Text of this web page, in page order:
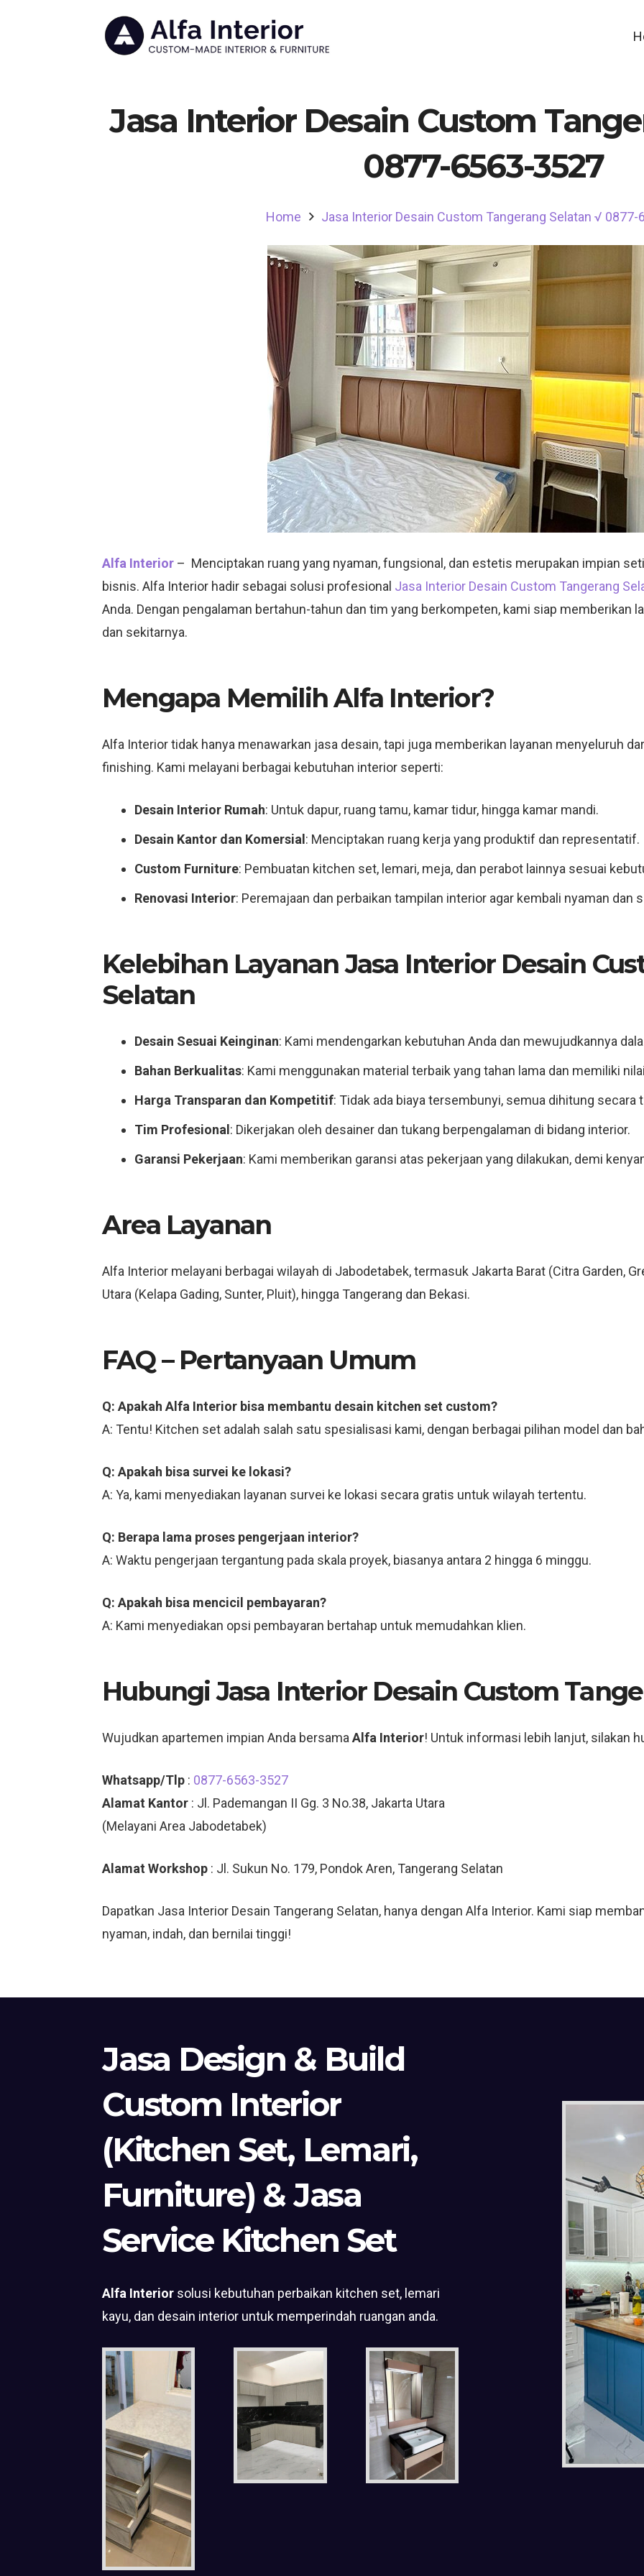
Jasa Interior Desain Custom
0877-6563-3527
Home Jasa Interior Desain Custom Tangerang Selatan √ 0877-
Alfa Interior – Menciptakan ruang yang nyaman, fungsional, dan estetis merupakan impian
bisnis. Alfa Interior hadir sebagai solusi profesional Jasa Interior Desain Custom Tangerang
Anda. Dengan pengalaman bertahun-tahun dan tim yang berkompeten, kami siap memberikan
dan sekitarnya.
Mengapa Memilih Alfa Interior?
Alfa Interior tidak hanya menawarkan jasa desain, tapi juga memberikan layanan menyeluruh
finishing. Kami melayani berbagai kebutuhan interior seperti:
Desain Interior Rumah: Untuk dapur, ruang tamu, kamar tidur, hingga kamar mandi.
Desain Kantor dan Komersial : Menciptakan ruang kerja yang produktif dan representatif.
Custom Furniture: Pembuatan kitchen set, lemari, meja, dan perabot lainnya sesuai
Renovasi Interior: Peremajaan dan perbaikan tampilan interior agar kembali nyaman dan
Kelebihan Layanan Jasa Interior Desain
Selatan
Desain Sesuai Keinginan: Kami mendengarkan kebutuhan Anda dan mewujudkannya
Bahan Berkualitas: Kami menggunakan material terbaik yang tahan lama dan memiliki
Harga Transparan dan Kompetitif: Tidak ada biaya tersembunyi, semua dihitung secara
Tim Profesional : Dikerjakan oleh desainer dan tukang berpengalaman di bidang interior.
Garansi Pekerjaan: Kami memberikan garansi atas pekerjaan yang dilakukan, demi
Area Layanan
Alfa Interior melayani berbagai wilayah di Jabodetabek, termasuk Jakarta Barat (Citra Garden,
Utara (Kelapa Gading, Sunter, Pluit), hingga Tangerang dan Bekasi.
FAQ – Pertanyaan Umum
Q: Apakah Alfa Interior bisa membantu desain kitchen set custom?
A: Tentu! Kitchen set adalah salah satu spesialisasi kami, dengan berbagai pilihan model dan
Q: Apakah bisa survei ke lokasi?
A: Ya, kami menyediakan layanan survei ke lokasi secara gratis untuk wilayah tertentu.
Q: Berapa lama proses pengerjaan interior?
A: Waktu pengerjaan tergantung pada skala proyek, biasanya antara 2 hingga 6 minggu.
Q: Apakah bisa mencicil pembayaran?
A: Kami menyediakan opsi pembayaran bertahap untuk memudahkan klien.
Hubungi Jasa Interior Desain Custom
Wujudkan apartemen impian Anda bersama Alfa Interior! Untuk informasi lebih lanjut, silakan
Whatsapp/Tlp : 0877-6563-3527
Alamat Kantor : Jl. Pademangan II Gg. 3 No.38, Jakarta Utara
(Melayani Area Jabodetabek)
Alamat Workshop : Jl. Sukun No. 179, Pondok Aren, Tangerang Selatan
Dapatkan Jasa Interior Desain Tangerang Selatan, hanya dengan Alfa Interior. Kami siap
nyaman, indah, dan bernilai tinggi!
Jasa Design & Build
Custom Interior
(Kitchen Set, Lemari,
Furniture) & Jasa
Service Kitchen Set
Alfa Interior solusi kebutuhan perbaikan kitchen set, lemari
kayu, dan desain interior untuk memperindah ruangan anda.